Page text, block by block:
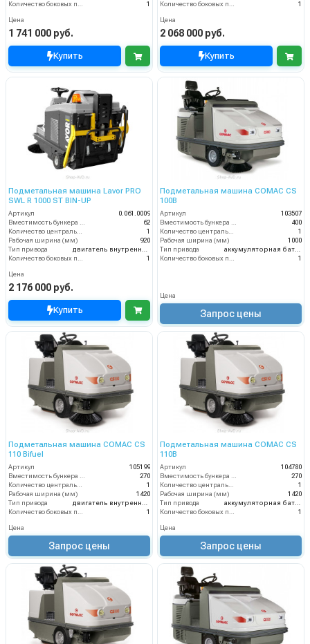
Количество боковых подметальных щёток (шт)
1
Цена
1 741 000 руб.
Купить
Количество боковых подметальных щёток (шт)
1
Цена
2 068 000 руб.
Купить
Подметальная машина Lavor PRO
SWL R 1000 ST BIN-UP
Артикул
0.061.0009
62
1
Рабочая ширина (мм)
920
Тип привода
1
Цена
2 176 000 руб.
Купить
Подметальная машина COMAC CS
100B
Артикул
103507
400
1
Рабочая ширина (мм)
1000
Тип привода
1
Цена
Запрос цены
Подметальная машина COMAC CS
110 Bifuel
Артикул
105199
Вместимость бункера (л)
270
Количество центральных мусоросборных валиков (шт)
1
Рабочая ширина (мм)
1420
Тип привода
двигатель внутреннего сгорания
Количество боковых подметальных щёток (шт)
1
Цена
Запрос цены
Подметальная машина COMAC CS
110B
Артикул
104780
Вместимость бункера (л)
270
Количество центральных мусоросборных валиков (шт)
1
Рабочая ширина (мм)
1420
Тип привода
аккумуляторная батарея
Количество боковых подметальных щёток (шт)
1
Цена
Запрос цены